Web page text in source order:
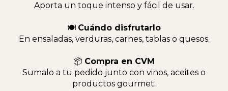
Aporta un toque intenso y fácil de usar.
🍽 Cuándo disfrutarlo
En ensaladas, verduras, carnes, tablas o quesos.
📦 Compra en CVM
Sumalo a tu pedido junto con vinos, aceites o
productos gourmet.